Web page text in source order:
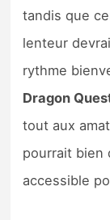
tandis que
lenteur
rythme
Dragon
tout aux
pourrait bien
accessible